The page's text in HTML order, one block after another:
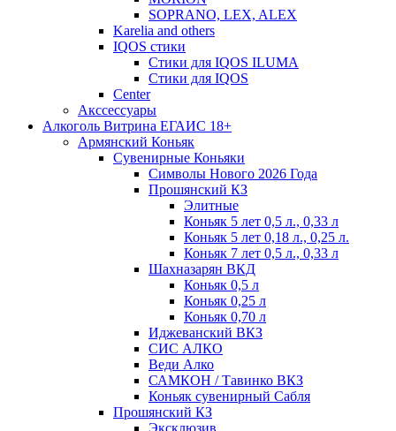
SOPRANO, LEX, ALEX
Karelia and others
IQOS стики
Стики для IQOS ILUMA
Стики для IQOS
Сenter
Акссессуары
Алкоголь Витрина ЕГАИС 18+
Армянский Коньяк
Сувенирные Коньяки
Символы Нового 2026 Года
Прошянский КЗ
Элитные
Коньяк 5 лет 0,5 л., 0,33 л
Коньяк 5 лет 0,18 л., 0,25 л.
Коньяк 7 лет 0,5 л., 0,33 л
Шахназарян ВКД
Коньяк 0,5 л
Коньяк 0,25 л
Коньяк 0,70 л
Иджеванский ВКЗ
СИС АЛКО
Веди Алко
САМКОН / Тавинко ВКЗ
Коньяк сувенирный Сабля
Прошянский КЗ
Эксклюзив